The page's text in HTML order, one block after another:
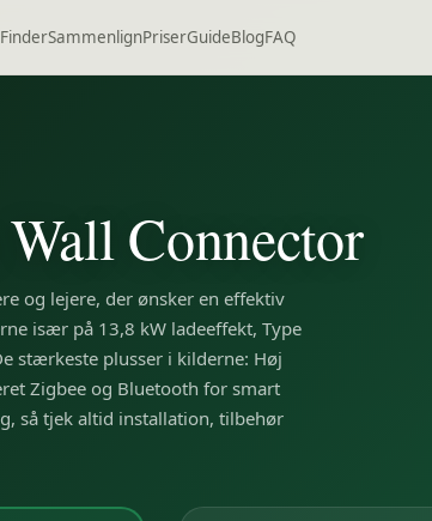
FinderSammenlignPriserGuideBlogFAQ
Wall Connector
og lejere, der ønsker en effektiv
især på 13,8 kW ladeeffekt, Type
stærkeste plusser i kilderne: Høj
Zigbee og Bluetooth for smart
så tjek altid installation, tilbehør